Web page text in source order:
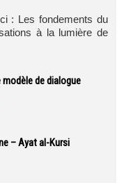
: Les fondements du
à la lumière de
de dialogue
– Ayat al-Kursi